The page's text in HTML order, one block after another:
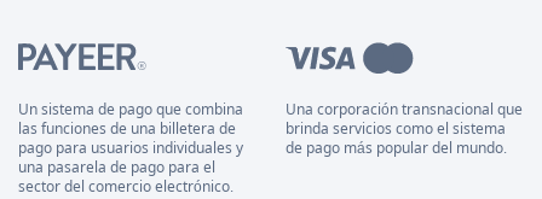
Un sistema de pago que combina
las funciones de una billetera de
pago para usuarios individuales y
una pasarela de pago para el
sector del comercio electrónico.
Una corporación transnacional que
brinda servicios como el sistema
de pago más popular del mundo.